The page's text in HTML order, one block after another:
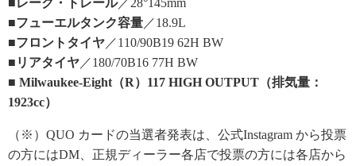
■フューエルタンク容量 ／18.9L
■フロントタイヤ ／110/90B19 62H BW
■リアタイヤ ／180/70B16 77H BW
■ Milwaukee-Eight（R）117 HIGH OUTPUT（排気量：
1923cc）
（※）QUO カードの当選者発表は、公式Instagram から投票
の方にはDM、正規ディーラー各店で投票の方には各店から